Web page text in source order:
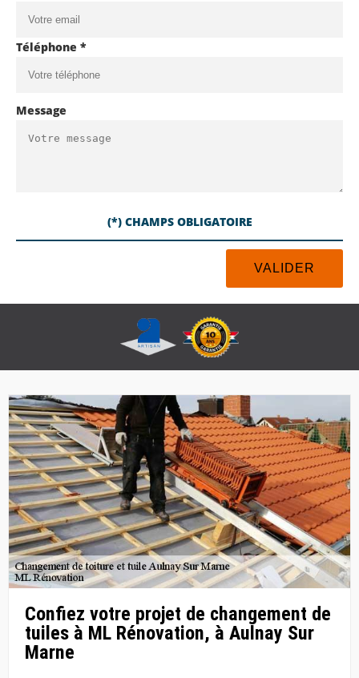
Téléphone *
Message
(*) CHAMPS OBLIGATOIRE
Confiez votre projet de changement de
tuiles à ML Rénovation, à Aulnay Sur
Marne